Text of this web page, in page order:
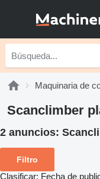
Maquinaria de
Scanclimber
2 anuncios:
Filtro
Clasificar: Fecha de